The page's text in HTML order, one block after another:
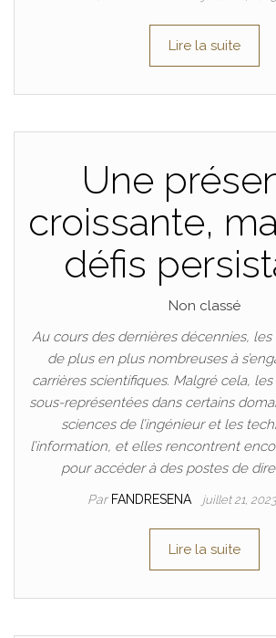
Lire la suite
Une
croissante,
défis
Non classé
Au cours des dernières décennies,
de plus en plus nombreuses à
carrières scientifiques. Malgré cela,
sous-représentées dans certains
sciences de l’ingénieur et les
l’information, et elles rencontrent
pour accéder à des postes de
Par FANDRESENA juillet 21,
Lire la suite